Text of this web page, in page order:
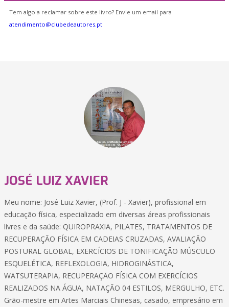
Tem algo a reclamar sobre este livro? Envie um email para
atendimento@clubedeautores.pt
JOSÉ LUIZ XAVIER
Meu nome: José Luiz Xavier, (Prof. J - Xavier), profissional em
educação física, especializado em diversas áreas profissionais
livres e da saúde: QUIROPRAXIA, PILATES, TRATAMENTOS DE
RECUPERAÇÃO FÍSICA EM CADEIAS CRUZADAS, AVALIAÇÃO
POSTURAL GLOBAL, EXERCÍCIOS DE TONIFICAÇÃO MÚSCULO
ESQUELÉTICA, REFLEXOLOGIA, HIDROGINÁSTICA,
WATSUTERAPIA, RECUPERAÇÃO FÍSICA COM EXERCÍCIOS
REALIZADOS NA ÁGUA, NATAÇÃO 04 ESTILOS, MERGULHO, ETC.
Grão-mestre em Artes Marciais Chinesas, casado, empresário em